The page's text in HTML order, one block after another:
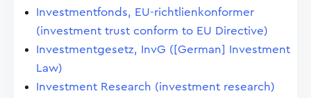
Investmentfonds, EU-richtlienkonformer
(investment trust conform to EU Directive)
Investmentgesetz, InvG ([German] Investment
Law)
Investment Research (investment research)